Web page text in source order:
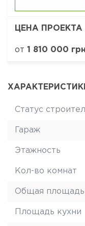
ЦЕНА ПРОЕКТА
от 1 810 000 грн
Статус
Гараж
Этажность
Кол-во комнат
Общая площадь
Площадь кухни